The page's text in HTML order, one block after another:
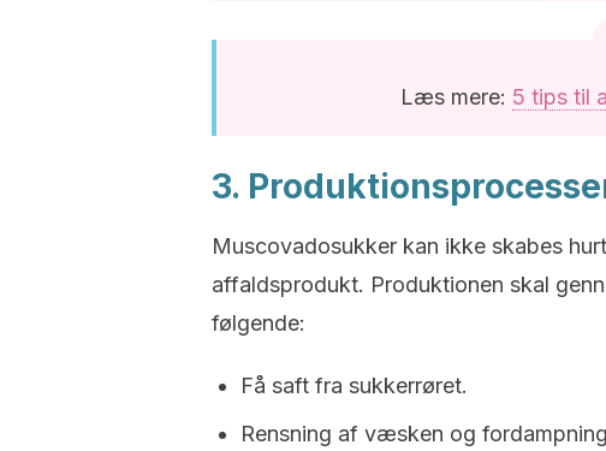
Læs mere: 5 tips til
3.
Muscovadosukker kan ikke skabes
affaldsprodukt. Produktionen skal
følgende:
Få saft fra sukkerrøret.
Rensning af væsken og